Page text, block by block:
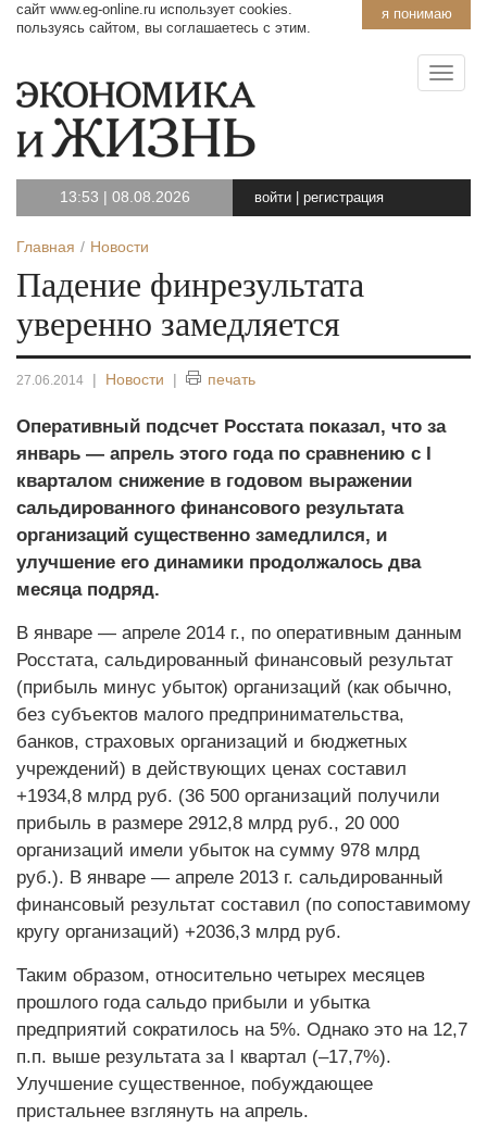
я понимаю
сайт www.eg-online.ru использует cookies.
пользуясь сайтом, вы соглашаетесь с этим.
13:53 | 08.08.2026 войти регистрация
Главная Новости
Падение финрезультата
уверенно замедляется
27.06.2014 | Новости | печать
Оперативный подсчет Росстата показал, что за
январь — апрель этого года по сравнению с I
кварталом снижение в годовом выражении
сальдированного финансового результата
организаций существенно замедлился, и
улучшение его динамики продолжалось два
месяца подряд.
В январе — апреле 2014 г., по оперативным данным
Росстата, сальдированный финансовый результат
(прибыль минус убыток) организаций (как обычно,
без субъектов малого предпринимательства,
банков, страховых организаций и бюджетных
учреждений) в действующих ценах составил
+1934,8 млрд руб. (36 500 организаций получили
прибыль в размере 2912,8 млрд руб., 20 000
организаций имели убыток на сумму 978 млрд
руб.). В январе — апреле 2013 г. сальдированный
финансовый результат составил (по сопоставимому
кругу организаций) +2036,3 млрд руб.
Таким образом, относительно четырех месяцев
прошлого года сальдо прибыли и убытка
предприятий сократилось на 5%. Однако это на 12,7
п.п. выше результата за I квартал (–17,7%).
Улучшение существенное, побуждающее
пристальнее взглянуть на апрель.